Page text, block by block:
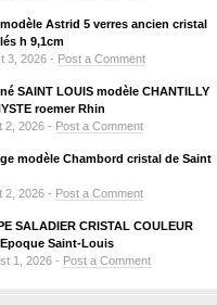
Astrid 5 verres ancien cristal
h 9,1cm
3, 2026 - Post a Comment
SAINT LOUIS modèle CHANTILLY
roemer Rhin
2, 2026 - Post a Comment
modèle Chambord cristal de Saint
2, 2026 - Post a Comment
SALADIER CRISTAL COULEUR
Saint-Louis
1, 2026 - Post a Comment